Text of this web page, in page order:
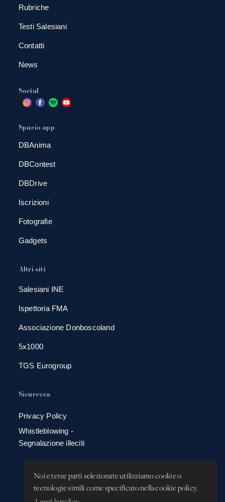
Noi e terze parti selezionate utilizziamo cookie o
tecnologie simili come specificato nella cookie policy.
Rubriche
Testi Salesiani
Contatti
News
Social
Spazio app
DBAnima
DBContest
DBDrive
Iscrizioni
Fotografie
Gadgets
Altri siti
Salesiani INE
Ispettoria FMA
Associazione Donboscoland
5x1000
TGS Eurogroup
Sicurezza
Privacy Policy
Whistleblowing -
Segnalazione illeciti